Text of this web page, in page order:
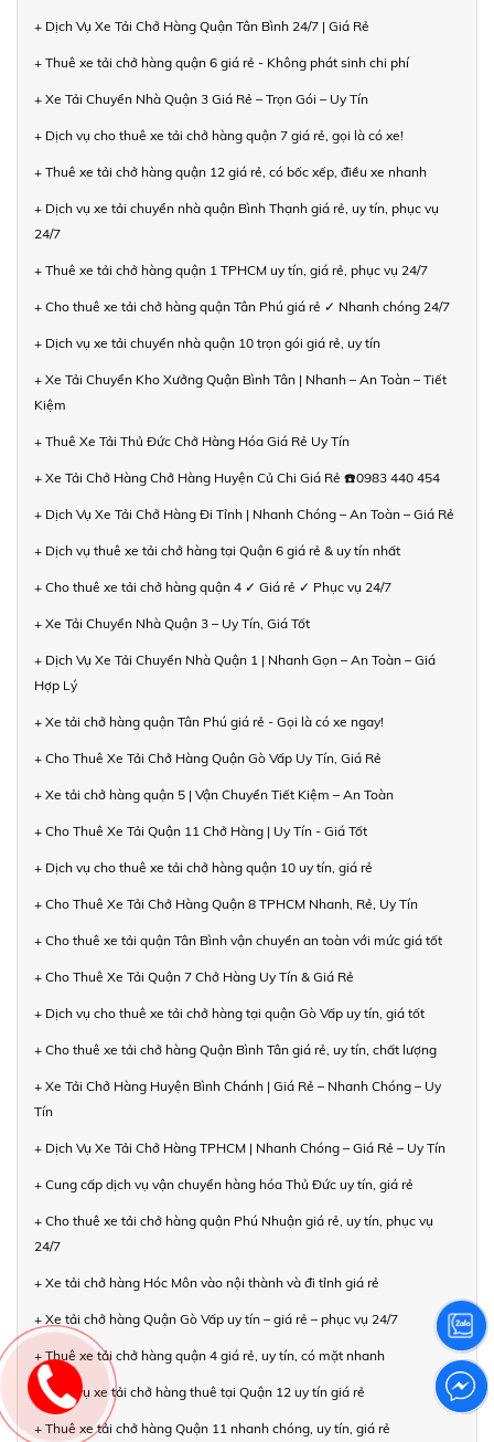
+ Dịch Vụ Xe Tải Chở Hàng Quận Tân Bình 24/7 | Giá Rẻ
+ Thuê xe tải chở hàng quận 6 giá rẻ - Không phát sinh chi phí
+ Xe Tải Chuyển Nhà Quận 3 Giá Rẻ – Trọn Gói – Uy Tín
+ Dịch vụ cho thuê xe tải chở hàng quận 7 giá rẻ, gọi là có xe!
+ Thuê xe tải chở hàng quận 12 giá rẻ, có bốc xếp, điều xe nhanh
+ Dịch vụ xe tải chuyển nhà quận Bình Thạnh giá rẻ, uy tín, phục vụ
24/7
+ Thuê xe tải chở hàng quận 1 TPHCM uy tín, giá rẻ, phục vụ 24/7
+ Cho thuê xe tải chở hàng quận Tân Phú giá rẻ ✓ Nhanh chóng 24/7
+ Dịch vụ xe tải chuyển nhà quận 10 trọn gói giá rẻ, uy tín
+ Xe Tải Chuyển Kho Xưởng Quận Bình Tân | Nhanh – An Toàn – Tiết
Kiệm
+ Thuê Xe Tải Thủ Đức Chở Hàng Hóa Giá Rẻ Uy Tín
+ Xe Tải Chở Hàng Chở Hàng Huyện Củ Chi Giá Rẻ ☎️0983 440 454
+ Dịch Vụ Xe Tải Chở Hàng Đi Tỉnh | Nhanh Chóng – An Toàn – Giá Rẻ
+ Dịch vụ thuê xe tải chở hàng tại Quận 6 giá rẻ & uy tín nhất
+ Cho thuê xe tải chở hàng quận 4 ✓ Giá rẻ ✓ Phục vụ 24/7
+ Xe Tải Chuyển Nhà Quận 3 – Uy Tín, Giá Tốt
+ Dịch Vụ Xe Tải Chuyển Nhà Quận 1 | Nhanh Gọn – An Toàn – Giá
Hợp Lý
+ Xe tải chở hàng quận Tân Phú giá rẻ - Gọi là có xe ngay!
+ Cho Thuê Xe Tải Chở Hàng Quận Gò Vấp Uy Tín, Giá Rẻ
+ Xe tải chở hàng quận 5 | Vận Chuyển Tiết Kiệm – An Toàn
+ Cho Thuê Xe Tải Quận 11 Chở Hàng | Uy Tín - Giá Tốt
+ Dịch vụ cho thuê xe tải chở hàng quận 10 uy tín, giá rẻ
+ Cho Thuê Xe Tải Chở Hàng Quận 8 TPHCM Nhanh, Rẻ, Uy Tín
+ Cho thuê xe tải quận Tân Bình vận chuyển an toàn với mức giá tốt
+ Cho Thuê Xe Tải Quận 7 Chở Hàng Uy Tín & Giá Rẻ
+ Dịch vụ cho thuê xe tải chở hàng tại quận Gò Vấp uy tín, giá tốt
+ Cho thuê xe tải chở hàng Quận Bình Tân giá rẻ, uy tín, chất lượng
+ Xe Tải Chở Hàng Huyện Bình Chánh | Giá Rẻ – Nhanh Chóng – Uy
Tín
+ Dịch Vụ Xe Tải Chở Hàng TPHCM | Nhanh Chóng – Giá Rẻ – Uy Tín
+ Cung cấp dịch vụ vận chuyển hàng hóa Thủ Đức uy tín, giá rẻ
+ Cho thuê xe tải chở hàng quận Phú Nhuận giá rẻ, uy tín, phục vụ
24/7
+ Xe tải chở hàng Hóc Môn vào nội thành và đi tỉnh giá rẻ
+ Xe tải chở hàng Quận Gò Vấp uy tín – giá rẻ – phục vụ 24/7
+ Thuê xe tải chở hàng quận 4 giá rẻ, uy tín, có mặt nhanh
+ Dịch vụ xe tải chở hàng thuê tại Quận 12 uy tín giá rẻ
+ Thuê xe tải chở hàng Quận 11 nhanh chóng, uy tín, giá rẻ